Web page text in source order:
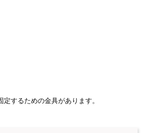
するための金具があります。